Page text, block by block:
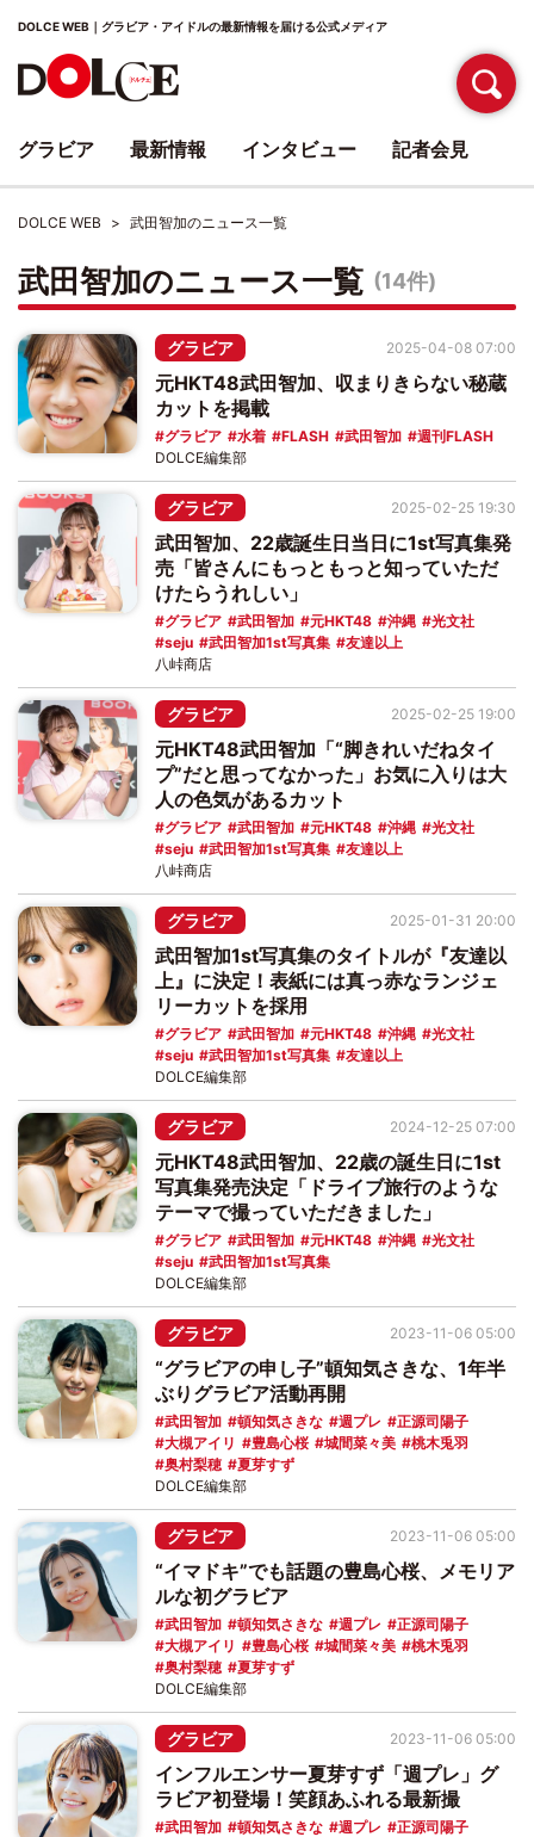
DOLCE WEB｜グラビア・アイドルの最新情報を届ける公式メディア
DOLCE WEB 武田智加のニュース一覧
武田智加のニュース一覧 (14件)
グラビア
元HKT48武田智加、収まりきらない秘蔵
カットを掲載
グラビア 水着 FLASH 武田智加 週刊FLASH
2025-04-08 07:00
DOLCE編集部
グラビア
武田智加、22歳誕生日当日に1st写真集発
売「皆さんにもっともっと知っていただ
けたらうれしい」
グラビア 武田智加 元HKT48 沖縄
光文社
seju
武田智加1st写真集 友達以上
2025-02-25 19:30
八峠商店
グラビア
元HKT48武田智加「“脚きれいだねタイ
プ”だと思ってなかった」お気に入りは大
人の色気があるカット
グラビア 武田智加 元HKT48 沖縄
光文社
seju
武田智加1st写真集 友達以上
2025-02-25 19:00
八峠商店
グラビア
武田智加1st写真集のタイトルが『友達以
上』に決定！表紙には真っ赤なランジェ
リーカットを採用
グラビア 武田智加 元HKT48 沖縄
光文社
seju
武田智加1st写真集 友達以上
2025-01-31 20:00
DOLCE編集部
グラビア
元HKT48武田智加、22歳の誕生日に1st
写真集発売決定「ドライブ旅行のような
テーマで撮っていただきました」
グラビア 武田智加 元HKT48 沖縄
光文社
seju
武田智加1st写真集
2024-12-25 07:00
DOLCE編集部
グラビア
“グラビアの申し子”頓知気さきな、1年半
ぶりグラビア活動再開
武田智加 頓知気さきな 週プレ
正源司陽子
大槻アイリ
豊島心桜 城間菜々美
桃木兎羽
奥村梨穂
夏芽すず
2023-11-06 05:00
DOLCE編集部
グラビア
“イマドキ”でも話題の豊島心桜、メモリア
ルな初グラビア
武田智加 頓知気さきな 週プレ
正源司陽子
大槻アイリ
豊島心桜 城間菜々美
桃木兎羽
奥村梨穂
夏芽すず
2023-11-06 05:00
DOLCE編集部
グラビア
インフルエンサー夏芽すず「週プレ」グ
ラビア初登場！笑顔あふれる最新撮
武田智加 頓知気さきな 週プレ
正源司陽子
2023-11-06 05:00
グラビア 最新情報 インタビュー 記者会見